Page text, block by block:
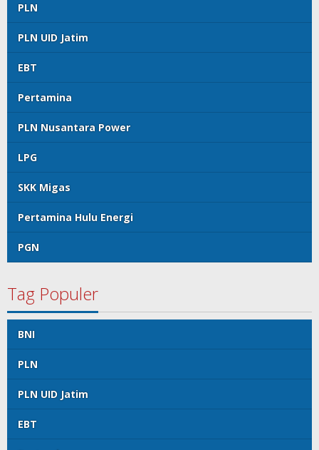
PLN
PLN UID Jatim
EBT
Pertamina
PLN Nusantara Power
LPG
SKK Migas
Pertamina Hulu Energi
PGN
Tag Populer
BNI
PLN
PLN UID Jatim
EBT